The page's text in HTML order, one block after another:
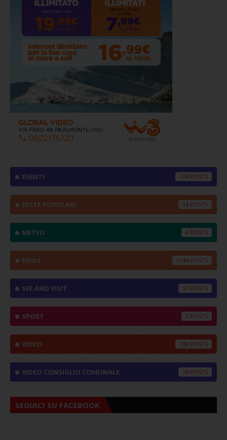
EVENTI 174
FESTE POPOLARI 14
METEO 4
NEWS 2544
SEE AND VISIT 11
SPORT 2
VIDEO 138
VIDEO CONSIGLIO COMUNALE 74
SEGUICI SU FACEBOOK